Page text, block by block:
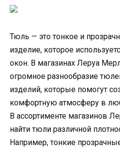
Тюль — это тонкое и
изделие, которое
окон. В магазинах Леруа
огромное разнообразие
изделий, которые помогут
комфортную атмосферу в
В ассортименте магазинов
найти тюли различной
Например, тонкие